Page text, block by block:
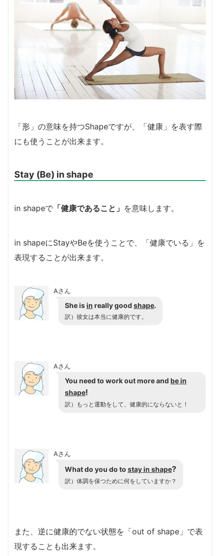
「形」の意味を持つShapeですが、「健康」を表す際
にも使うことが出来ます。
Stay (Be) in shape
in shapeで 「健康であること」 を意味します。
in shapeにStayやBeを使うことで、「健康でいる」を
表現することが出来ます。
Aさん
She isin really good shape.
訳）彼女は本当に健康的です。
Aさん
You need to work out more and be in
shape!
訳）もっと運動をして、健康的にならないと！
Aさん
What do you do to stay in shape?
訳）体調を保つために何をしていますか？
また、逆に健康的でない状態を「out of shape」で表
現することも出来ます。